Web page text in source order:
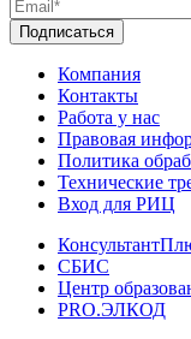
Подписаться
Компания
Контакты
Работа у нас
Правовая
Политика
Технические
Вход для РИЦ
СБИС
Центр
PRO.ЭЛКОД